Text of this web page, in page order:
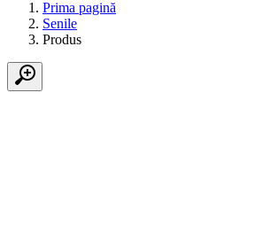
Prima pagină
Senile
Produs